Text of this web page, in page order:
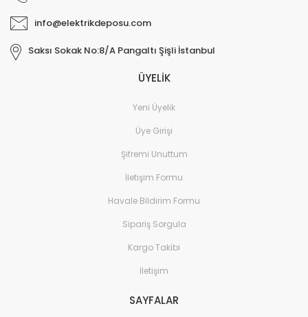
info@elektrikdeposu.com
Saksı Sokak No:8/A Pangaltı Şişli İstanbul
ÜYELİK
Yeni Üyelik
Üye Girişi
Şifremi Unuttum
İletişim Formu
Havale Bildirim Formu
Sipariş Sorgula
Kargo Takibi
İletişim
SAYFALAR